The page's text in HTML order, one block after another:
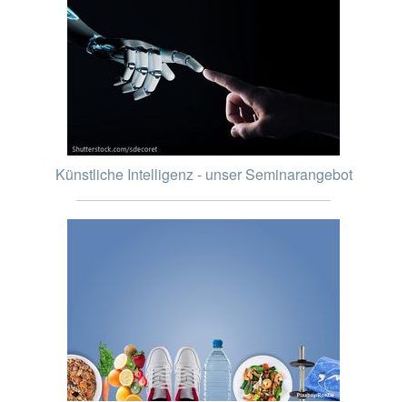
Künstliche Intelligenz - unser Seminarangebot